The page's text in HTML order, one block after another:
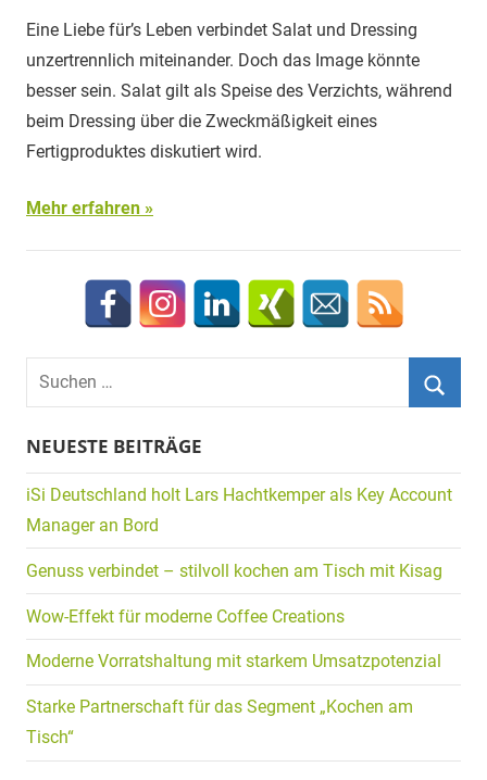
Eine Liebe für’s Leben verbindet Salat und Dressing
unzertrennlich miteinander. Doch das Image könnte
besser sein. Salat gilt als Speise des Verzichts, während
beim Dressing über die Zweckmäßigkeit eines
Fertigproduktes diskutiert wird.
Mehr erfahren
Suchen
nach:
NEUESTE BEITRÄGE
iSi Deutschland holt Lars Hachtkemper als Key Account
Manager an Bord
Genuss verbindet – stilvoll kochen am Tisch mit Kisag
Wow-Effekt für moderne Coffee Creations
Moderne Vorratshaltung mit starkem Umsatzpotenzial
Starke Partnerschaft für das Segment „Kochen am
Tisch“